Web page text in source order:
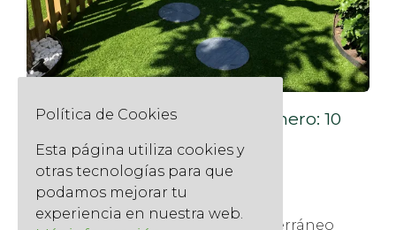
Cómo elegir al mejor jardinero: 10
contratar una empresa de
jardinería
17 septiembre, 2025
Barcelona, con su clima mediterráneo
Política de Cookies
Esta página utiliza cookies y
otras tecnologías para que
podamos mejorar tu
experiencia en nuestra web.